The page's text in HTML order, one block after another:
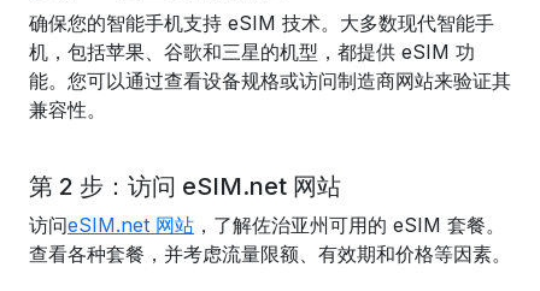
确保您的智能手机支持 eSIM 技术。大多数现代智能手
机，包括苹果、谷歌和三星的机型，都提供 eSIM 功
能。您可以通过查看设备规格或访问制造商网站来验证其
兼容性。
第 2 步：访问 eSIM.net 网站
访问eSIM.net 网站 ，了解佐治亚州可用的 eSIM 套餐。
查看各种套餐，并考虑流量限额、有效期和价格等因素。